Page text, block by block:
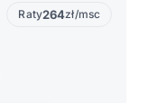
Raty264zł/msc